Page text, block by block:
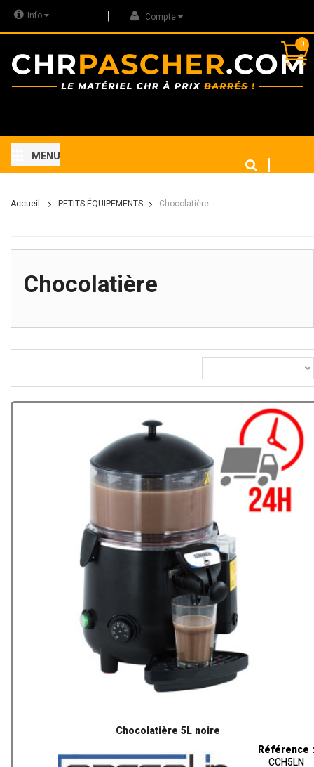
Info Compte
0
MENU
Accueil PETITS ÉQUIPEMENTS Chocolatière
Chocolatière
Chocolatière 5L noire
Référence :
CCH5LN